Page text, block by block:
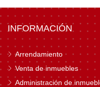
INFORMACIÓN
Arrendamiento
Venta de inmuebles
Administración de